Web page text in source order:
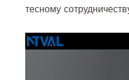
тесному